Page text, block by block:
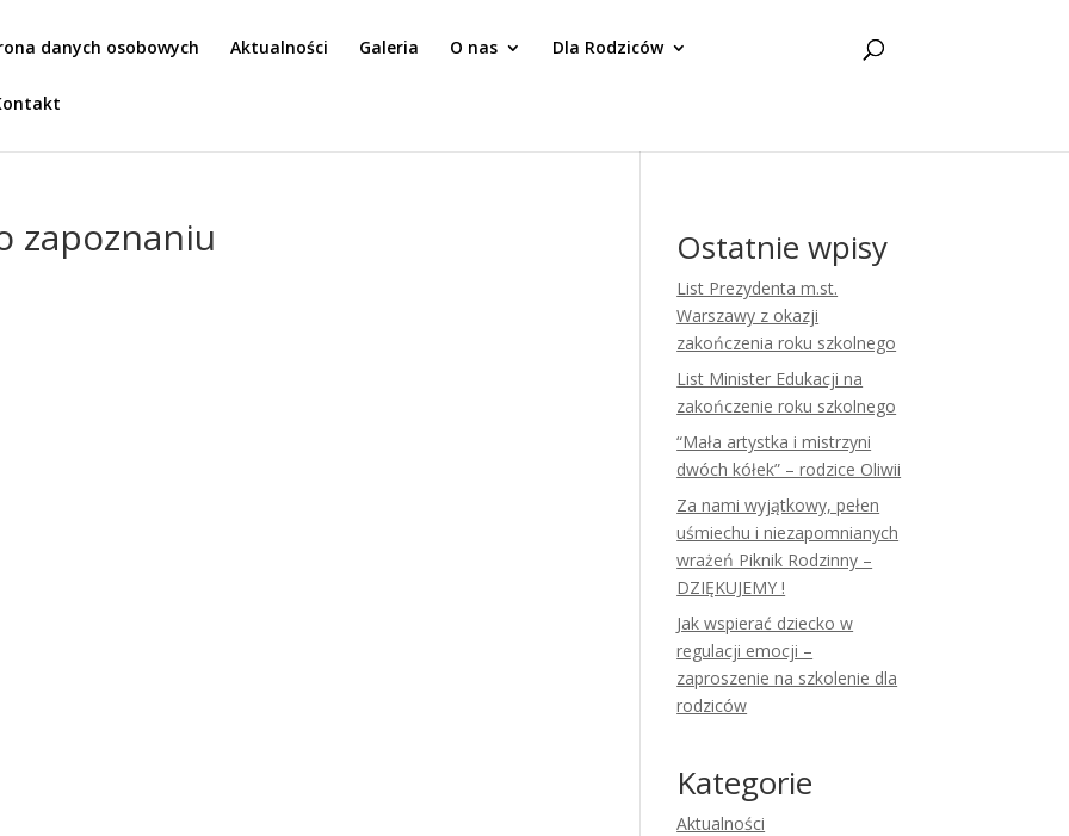
danych osobowych Aktualności Galeria O nas Dla Rodziców
zapoznaniu Ostatnie wpisy
List Prezydenta m.st.
Warszawy z okazji
zakończenia roku szkolnego
List Minister Edukacji na
zakończenie roku szkolnego
“Mała artystka i mistrzyni
dwóch kółek” – rodzice Oliwii
Za nami wyjątkowy, pełen
uśmiechu i niezapomnianych
wrażeń Piknik Rodzinny –
DZIĘKUJEMY !
Jak wspierać dziecko w
regulacji emocji –
zaproszenie na szkolenie dla
rodziców
Kategorie
Aktualności